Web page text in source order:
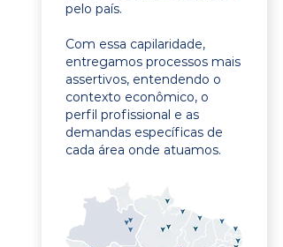
pelo país.
Com essa capilaridade,
entregamos processos mais
assertivos, entendendo o
contexto econômico, o
perfil profissional e as
demandas específicas de
cada área onde atuamos.